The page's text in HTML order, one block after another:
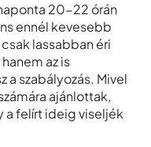
20-22 órán
ennél kevesebb
lassabban éri
az is
a szabályozás. Mivel
ajánlottak,
felírt ideig viseljék